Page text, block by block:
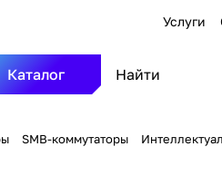
Услуги
Каталог
SMB-коммутаторы